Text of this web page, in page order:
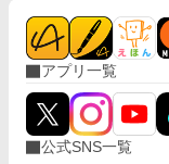
アプリ一覧
公式SNS一覧